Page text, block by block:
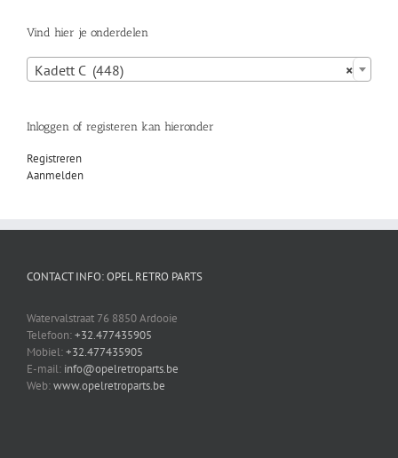
Vind hier je onderdelen
×
Kadett C (448)
Inloggen of registeren kan hieronder
Registreren
Aanmelden
CONTACT INFO: OPEL RETRO PARTS
Watervalstraat 76 8850 Ardooie
Telefoon:+32.477435905
Mobiel:+32.477435905
E-mail: info@opelretroparts.be
Web:www.opelretroparts.be